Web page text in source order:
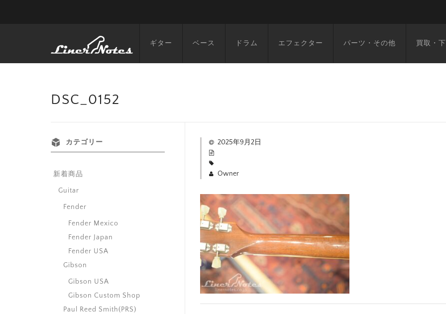
ギター ベース ドラム エフェクター パーツ・その他 買取・
DSC_0152
2025年9月2日
Owner
カテゴリー
新着商品
Guitar
Fender
Fender Mexico
Fender Japan
Fender USA
Gibson
Gibson USA
Gibson Custom Shop
Paul Reed Smith(PRS)